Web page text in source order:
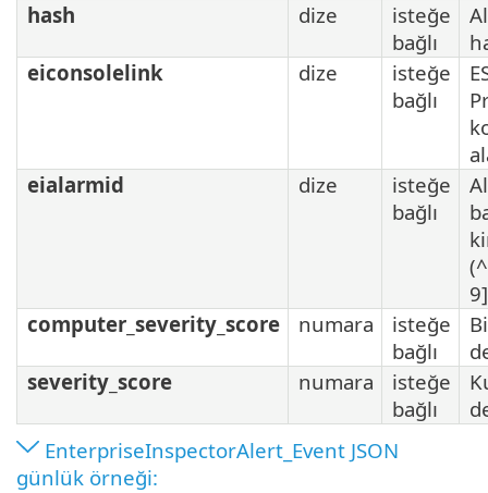
hash
dize
isteğe
bağlı
eiconsolelink
dize
isteğe
bağlı
eialarmid
dize
isteğe
bağlı
computer_severity_score
numara
isteğe
bağlı
severity_score
numara
isteğe
bağlı
EnterpriseInspectorAlert_Event JSON
günlük örneği: